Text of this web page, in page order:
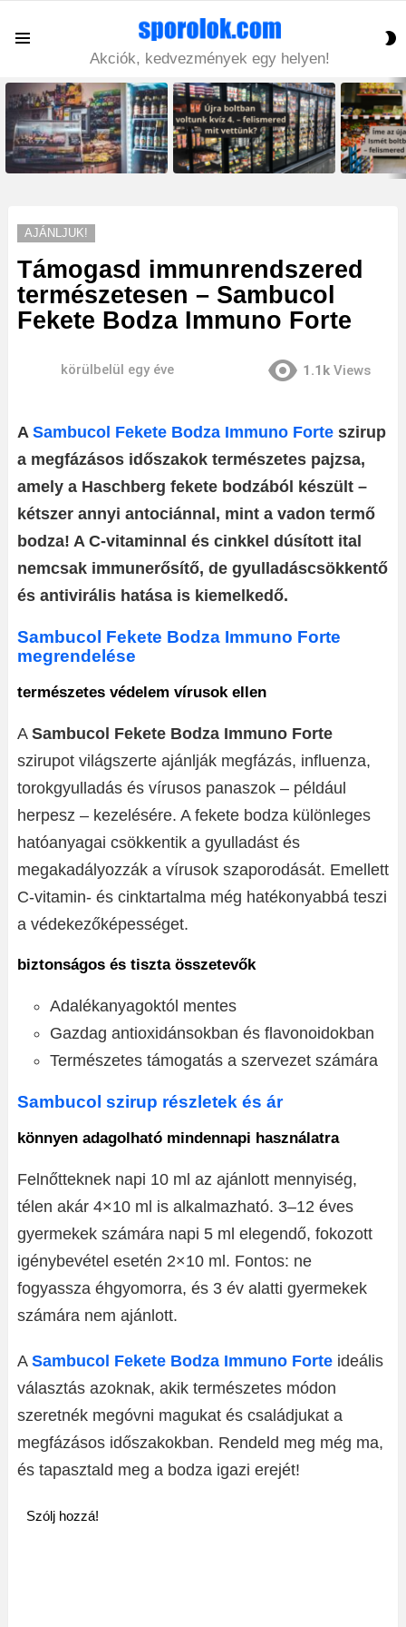
Akciók, kedvezmények egy helyen!
LATEST
STORIES
AJÁNLJUK!
Támogasd immunrendszered
természetesen – Sambucol
Fekete Bodza Immuno Forte
körülbelül egy éve 1.1k Views
A Sambucol Fekete Bodza Immuno Forte szirup
a megfázásos időszakok természetes pajzsa,
amely a Haschberg fekete bodzából készült –
kétszer annyi antociánnal, mint a vadon termő
bodza! A C-vitaminnal és cinkkel dúsított ital
nemcsak immunerősítő, de gyulladáscsökkentő
és antivirális hatása is kiemelkedő.
Sambucol Fekete Bodza Immuno Forte
megrendelése
természetes védelem vírusok ellen
A Sambucol Fekete Bodza Immuno Forte
szirupot világszerte ajánlják megfázás, influenza,
torokgyulladás és vírusos panaszok – például
herpesz – kezelésére. A fekete bodza különleges
hatóanyagai csökkentik a gyulladást és
megakadályozzák a vírusok szaporodását. Emellett
C-vitamin- és cinktartalma még hatékonyabbá teszi
a védekezőképességet.
biztonságos és tiszta összetevők
Adalékanyagoktól mentes
Gazdag antioxidánsokban és flavonoidokban
Természetes támogatás a szervezet számára
Sambucol szirup részletek és ár
könnyen adagolható mindennapi használatra
Felnőtteknek napi 10 ml az ajánlott mennyiség,
télen akár 4×10 ml is alkalmazható. 3–12 éves
gyermekek számára napi 5 ml elegendő, fokozott
igénybevétel esetén 2×10 ml. Fontos: ne
fogyassza éhgyomorra, és 3 év alatti gyermekek
számára nem ajánlott.
A Sambucol Fekete Bodza Immuno Forte ideális
választás azoknak, akik természetes módon
szeretnék megóvni magukat és családjukat a
megfázásos időszakokban. Rendeld meg még ma,
és tapasztald meg a bodza igazi erejét!
Szólj hozzá!